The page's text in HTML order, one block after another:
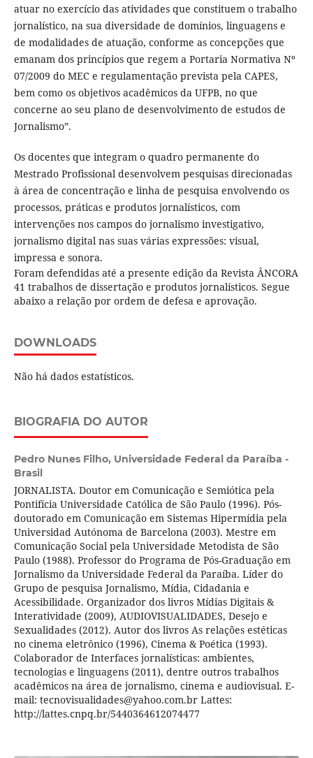
atuar no exercício das atividades que constituem o trabalho
jornalístico, na sua diversidade de domínios, linguagens e
de modalidades de atuação, conforme as concepções que
emanam dos princípios que regem a Portaria Normativa Nº
07/2009 do MEC e regulamentação prevista pela CAPES,
bem como os objetivos acadêmicos da UFPB, no que
concerne ao seu plano de desenvolvimento de estudos de
Jornalismo”.
Os docentes que integram o quadro permanente do
Mestrado Profissional desenvolvem pesquisas direcionadas
à área de concentração e linha de pesquisa envolvendo os
processos, práticas e produtos jornalísticos, com
intervenções nos campos do jornalismo investigativo,
jornalismo digital nas suas várias expressões: visual,
impressa e sonora.
Foram defendidas até a presente edição da Revista ÂNCORA
41 trabalhos de dissertação e produtos jornalísticos. Segue
abaixo a relação por ordem de defesa e aprovação.
DOWNLOADS
Não há dados estatísticos.
BIOGRAFIA DO AUTOR
Pedro Nunes Filho, Universidade Federal da Paraíba -
Brasil
JORNALISTA. Doutor em Comunicação e Semiótica pela
Pontifícia Universidade Católica de São Paulo (1996). Pós-
doutorado em Comunicação em Sistemas Hipermídia pela
Universidad Autónoma de Barcelona (2003). Mestre em
Comunicação Social pela Universidade Metodista de São
Paulo (1988). Professor do Programa de Pós-Graduação em
Jornalismo da Universidade Federal da Paraíba. Líder do
Grupo de pesquisa Jornalismo, Mídia, Cidadania e
Acessibilidade. Organizador dos livros Mídias Digitais &
Interatividade (2009), AUDIOVISUALIDADES, Desejo e
Sexualidades (2012). Autor dos livros As relações estéticas
no cinema eletrônico (1996), Cinema & Poética (1993).
Colaborador de Interfaces jornalísticas: ambientes,
tecnologias e linguagens (2011), dentre outros trabalhos
acadêmicos na área de jornalismo, cinema e audiovisual. E-
mail: tecnovisualidades@yahoo.com.br Lattes:
http://lattes.cnpq.br/5440364612074477